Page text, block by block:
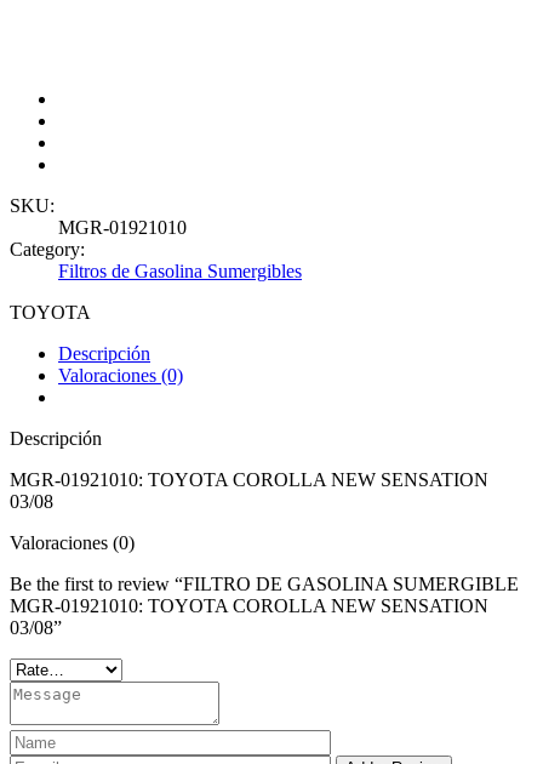
SKU:
MGR-01921010
Category:
Filtros de Gasolina Sumergibles
TOYOTA
Descripción
Valoraciones (0)
Descripción
MGR-01921010: TOYOTA COROLLA NEW SENSATION
03/08
Valoraciones (0)
Be the first to review “FILTRO DE GASOLINA SUMERGIBLE
MGR-01921010: TOYOTA COROLLA NEW SENSATION
03/08”